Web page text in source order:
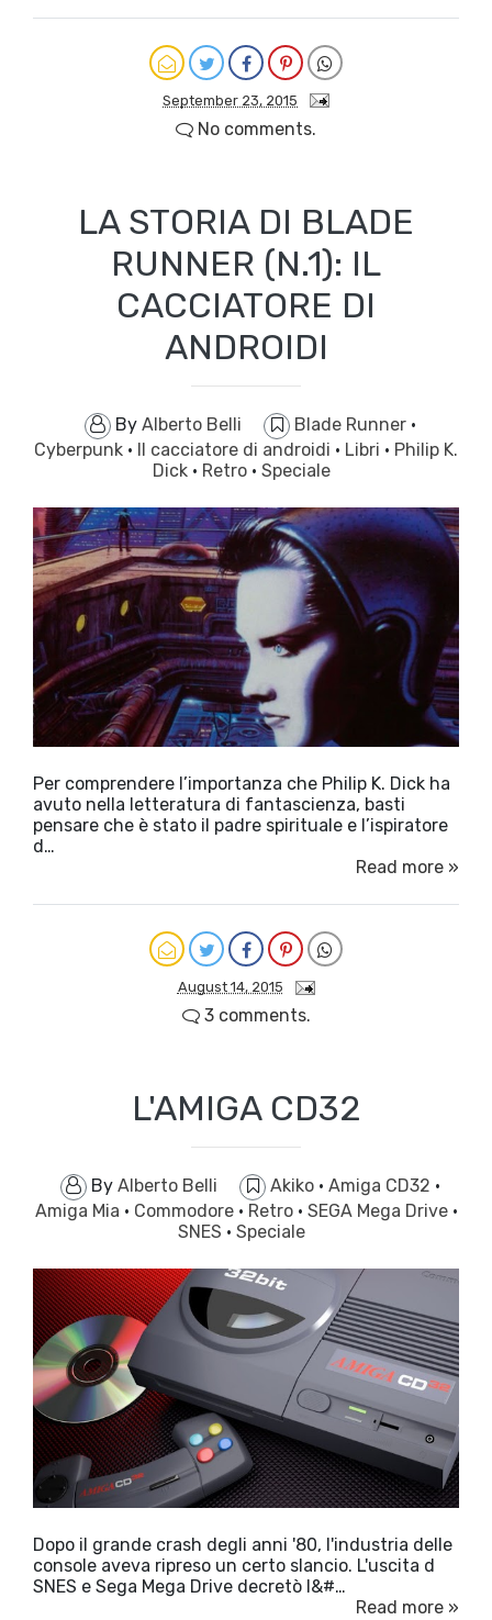
September 23, 2015
No comments.
LA STORIA DI BLADE
RUNNER (N.1): IL
CACCIATORE DI
ANDROIDI
By Alberto Belli Blade Runner ·
Cyberpunk · Il cacciatore di androidi · Libri · Philip K.
Dick · Retro · Speciale
Per comprendere l’importanza che Philip K. Dick ha
avuto nella letteratura di fantascienza, basti
pensare che è stato il padre spirituale e l’ispiratore
d…
Read more »
August 14, 2015
3 comments.
L'AMIGA CD32
By Alberto Belli Akiko · Amiga CD32 ·
Amiga Mia · Commodore · Retro · SEGA Mega Drive ·
SNES · Speciale
Dopo il grande crash degli anni '80, l'industria delle
console aveva ripreso un certo slancio. L'uscita d
SNES e Sega Mega Drive decretò l&#…
Read more »